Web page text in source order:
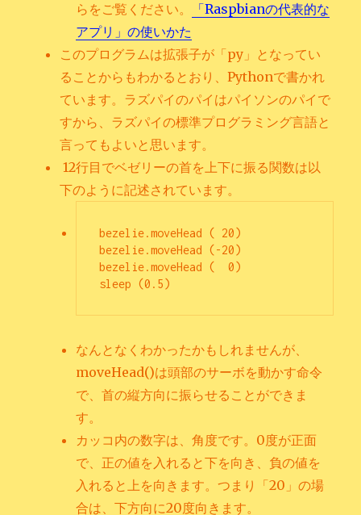
らをご覧ください。
「Raspbianの代表的な
アプリ」の使いかた
このプログラムは拡張子が「py」となってい
ることからもわかるとおり、Pythonで書かれ
ています。ラズパイのパイはパイソンのパイで
すから、ラズパイの標準プログラミング言語と
言ってもよいと思います。
12行目でベゼリーの首を上下に振る関数は以
下のように記述されています。
bezelie.moveHead ( 20)
bezelie.moveHead (-20)
bezelie.moveHead (  0)
sleep (0.5)
なんとなくわかったかもしれませんが、
moveHead()は頭部のサーボを動かす命令
で、首の縦方向に振らせることができま
す。
カッコ内の数字は、角度です。0度が正面
で、正の値を入れると下を向き、負の値を
入れると上を向きます。つまり「20」の場
合は、下方向に20度向きます。